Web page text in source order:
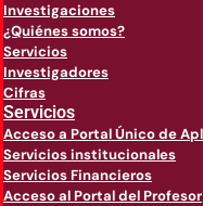
Investigaciones
¿Quiénes somos?
Servicios
Investigadores
Cifras
Servicios
Acceso a Portal Único de
Servicios institucionales
Servicios Financieros
Acceso al Portal del Profesor